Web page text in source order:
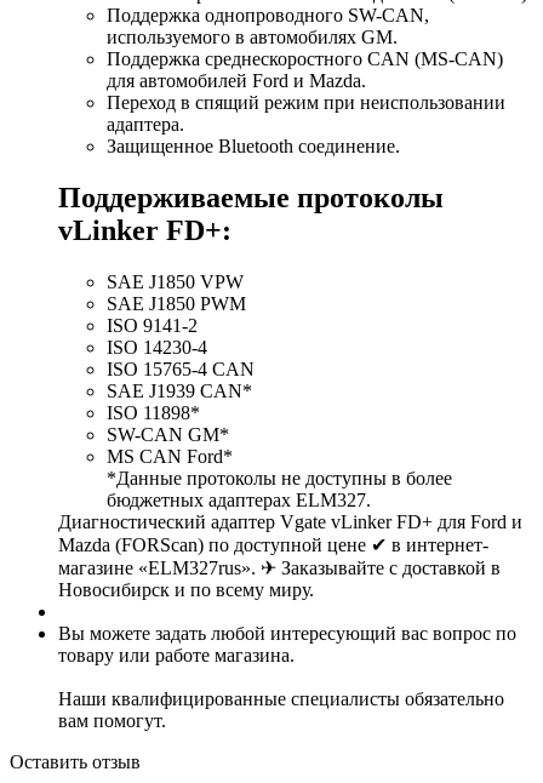
Поддержка однопроводного SW-CAN,
используемого в автомобилях GM.
Поддержка среднескоростного CAN (MS-CAN)
для автомобилей Ford и Mazda.
Переход в спящий режим при неиспользовании
адаптера.
Защищенное Bluetooth соединение.
Поддерживаемые протоколы
vLinker FD+:
SAE J1850 VPW
SAE J1850 PWM
ISO 9141-2
ISO 14230-4
ISO 15765-4 CAN
SAE J1939 CAN*
ISO 11898*
SW-CAN GM*
MS CAN Ford*
*Данные протоколы не доступны в более
бюджетных адаптерах ELM327.
Диагностический адаптер Vgate vLinker FD+ для Ford и
Mazda (FORScan) по доступной цене ✔ в интернет-
магазине «ELM327rus». ✈ Заказывайте с доставкой в
Новосибирск и по всему миру.
Вы можете задать любой интересующий вас вопрос по
товару или работе магазина.
Наши квалифицированные специалисты обязательно
вам помогут.
Оставить отзыв